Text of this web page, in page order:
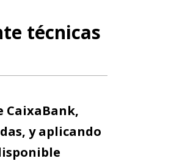
técnicas
CaixaBank,
y aplicando